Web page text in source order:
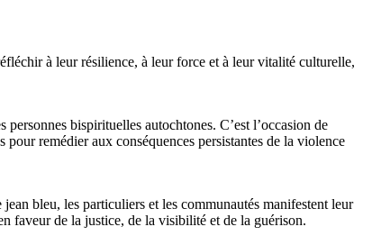
à leur résilience, à leur force et à leur vitalité culturelle,
bispirituelles autochtones. C’est l’occasion de
pour remédier aux conséquences persistantes de la violence
bleu, les particuliers et les communautés manifestent leur
faveur de la justice, de la visibilité et de la guérison.